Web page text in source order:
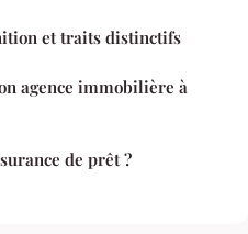
et traits distinctifs
agence immobilière à
de prêt ?